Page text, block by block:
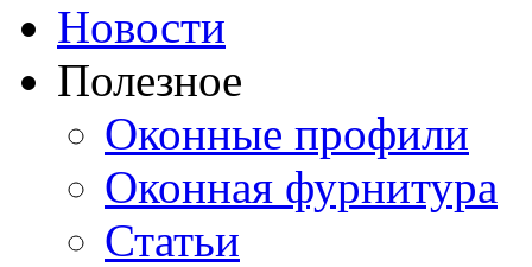
Новости
Полезное
Оконные профили
Оконная фурнитура
Статьи